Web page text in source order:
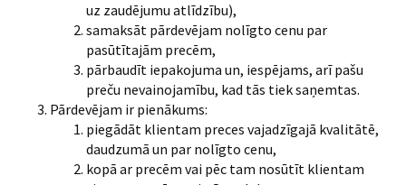
uz zaudējumu atlīdzību),
samaksāt pārdevējam nolīgto cenu par
pasūtītajām precēm,
pārbaudīt iepakojuma un, iespējams, arī pašu
preču nevainojamību, kad tās tiek saņemtas.
Pārdevējam ir pienākums:
piegādāt klientam preces vajadzīgajā kvalitātē,
daudzumā un par nolīgto cenu,
kopā ar precēm vai pēc tam nosūtīt klientam